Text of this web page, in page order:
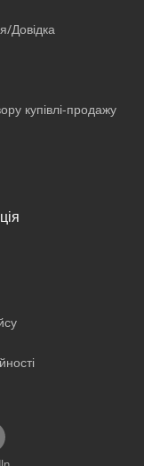
Довідка
купівлі-продажу